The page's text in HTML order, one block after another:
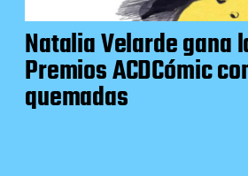
Natalia Velarde gana
Premios ACDCómic
quemadas